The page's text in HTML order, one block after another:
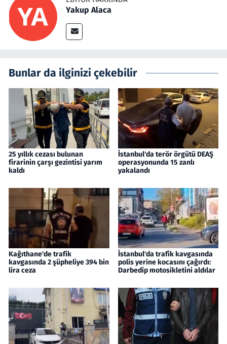
Yakup Alaca
Bunlar da ilginizi çekebilir
25 yıllık cezası bulunan
firarinin çarşı gezintisi yarım
kaldı
İstanbul'da terör örgütü DEAŞ
operasyonunda 15 zanlı
yakalandı
Kağıthane'de trafik
kavgasında 2 şüpheliye 394 bin
lira ceza
İstanbul'da trafik kavgasında
polis yerine kocasını çağırdı:
Darbedip motosikletini aldılar